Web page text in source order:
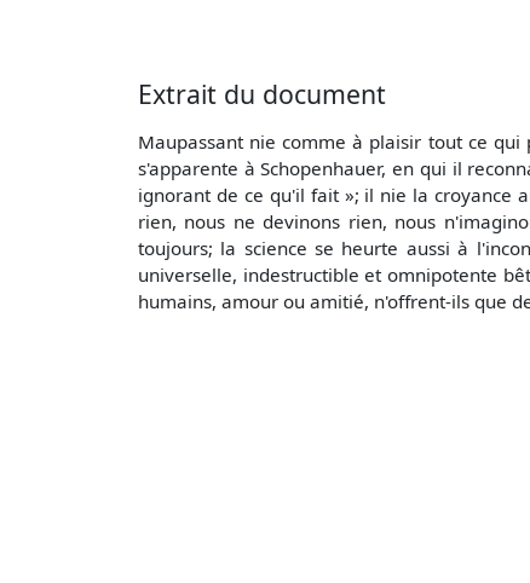
Extrait du document
Maupassant nie comme à plaisir tout ce
s'apparente à Schopenhauer, en qui il
ignorant de ce qu'il fait »; il nie la croyance
rien, nous ne devinons rien, nous
toujours; la science se heurte aussi à
universelle, indestructible et omnipotente
humains, amour ou amitié, n'offrent-ils que